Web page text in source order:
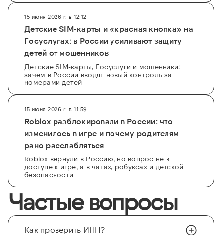
15 июня 2026 г. в 12:12
Детские SIM-карты и «красная кнопка» на
Госуслугах: в России усиливают защиту
детей от мошенников
Детские SIM-карты, Госуслуги и мошенники:
зачем в России вводят новый контроль за
номерами детей
15 июня 2026 г. в 11:59
Roblox разблокировали в России: что
изменилось в игре и почему родителям
рано расслабляться
Roblox вернули в Россию, но вопрос не в
доступе к игре, а в чатах, робуксах и детской
безопасности
Частые вопросы
Как проверить ИНН?